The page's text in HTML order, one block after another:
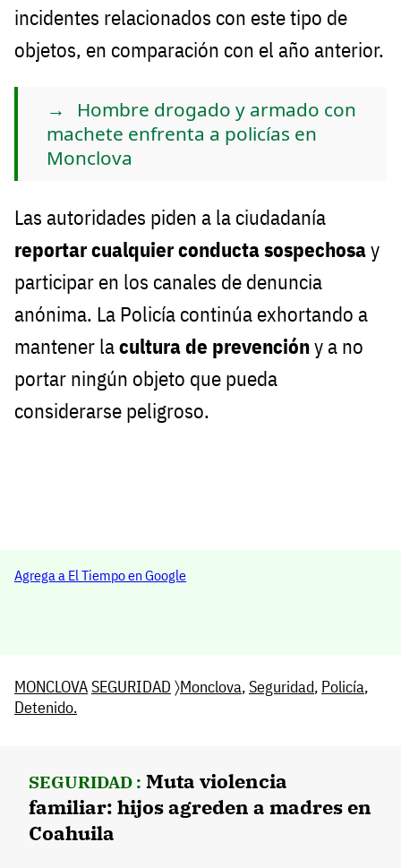
incidentes relacionados con este tipo de
objetos, en comparación con el año anterior.
Hombre drogado y armado con
machete enfrenta a policías en
Monclova
Las autoridades piden a la ciudadanía
reportar cualquier conducta sospechosay
participar en los canales de denuncia
anónima. La Policía continúa exhortando a
mantener lacultura de prevencióny a no
portar ningún objeto que pueda
considerarse peligroso.
Agrega a El Tiempo en Google
MONCLOVA SEGURIDAD 〉Monclova, Seguridad, Policía,
Detenido.
SEGURIDAD : Muta violencia
familiar: hijos agreden a madres en
Coahuila